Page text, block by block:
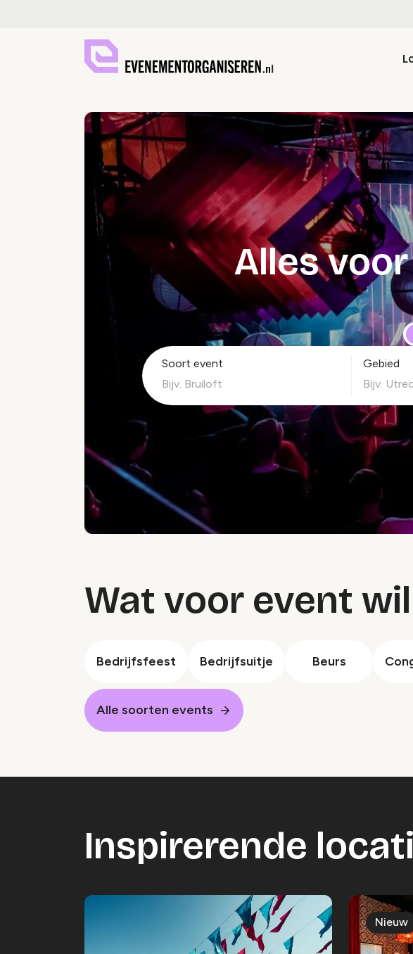
Alles
Soort event Gebied
Wat voor event
Bedrijfsfeest Bedrijfsuitje Beurs
Alle soorten events
Inspirerende
Nieuw